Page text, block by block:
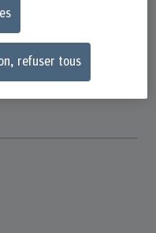
refuser tous